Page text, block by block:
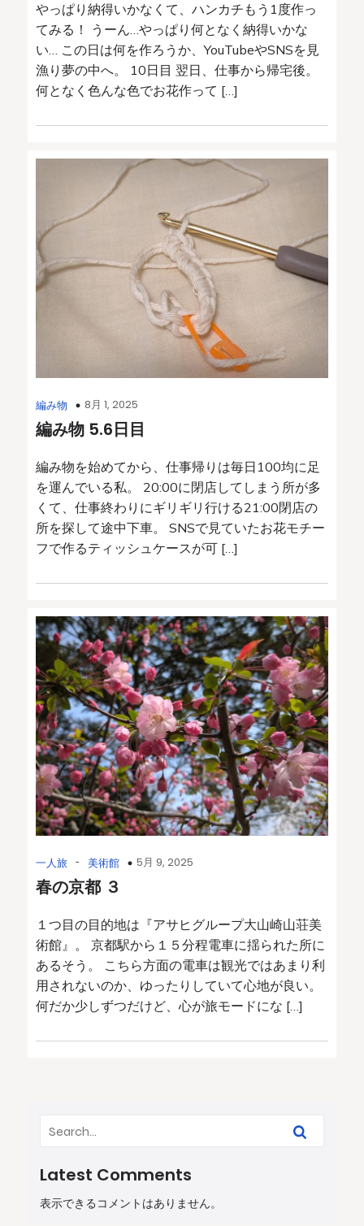
やっぱり納得いかなくて、ハンカチもう1度作っ
てみる！ うーん…やっぱり何となく納得いかな
い… この日は何を作ろうか、YouTubeやSNSを見
漁り夢の中へ。 10日目 翌日、仕事から帰宅後。
何となく色んな色でお花作って […]
編み物 8月 1, 2025
編み物 5.6日目
編み物を始めてから、仕事帰りは毎日100均に足
を運んでいる私。 20:00に閉店してしまう所が多
くて、仕事終わりにギリギリ行ける21:00閉店の
所を探して途中下車。 SNSで見ていたお花モチー
フで作るティッシュケースが可 […]
一人旅 - 美術館 5月 9, 2025
春の京都 ３
１つ目の目的地は『アサヒグループ大山崎山荘美
術館』。 京都駅から１５分程電車に揺られた所に
あるそう。 こちら方面の電車は観光ではあまり利
用されないのか、ゆったりしていて心地が良い。
何だか少しずつだけど、心が旅モードにな […]
Latest Comments
表示できるコメントはありません。